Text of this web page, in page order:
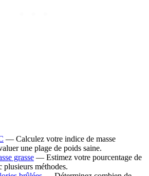
— Calculez votre indice de masse
une plage de poids saine.
grasse — Estimez votre pourcentage de
plusieurs méthodes.